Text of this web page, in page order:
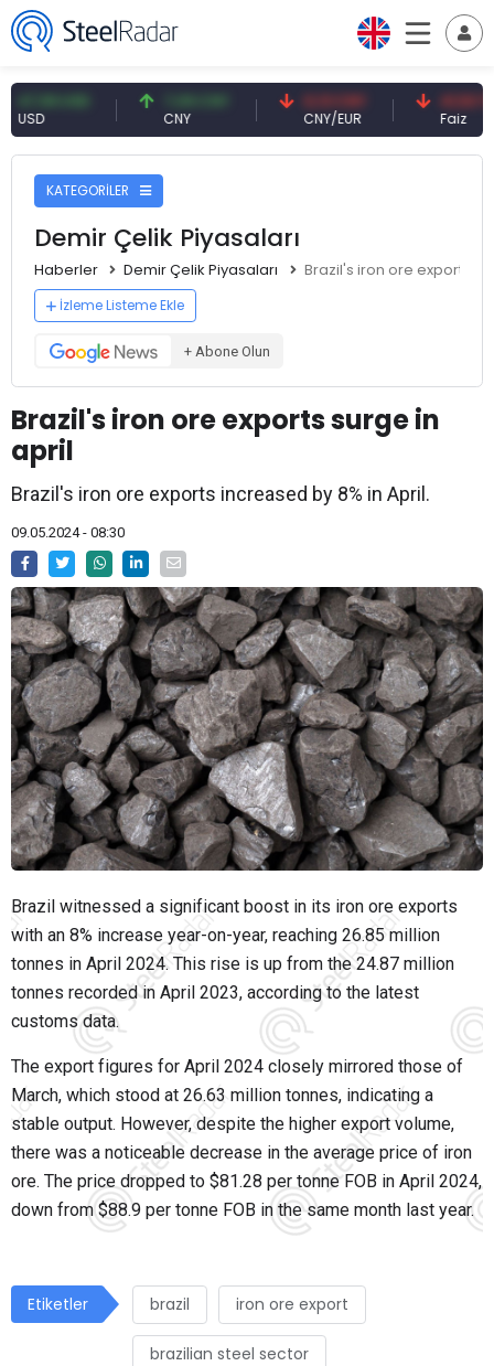
7,09 CNY 0,13 CNY
CNY/EUR
41,53 TRY
KATEGORİLER
Demir Çelik Piyasaları
Haberler Demir Çelik Piyasaları Brazil's iron ore exports
İzleme Listeme Ekle
+ Abone Olun
Brazil's iron ore exports surge in
april
Brazil's iron ore exports increased by 8% in April.
09.05.2024 - 08:30
Brazil witnessed a significant boost in its iron ore exports
with an 8% increase year-on-year, reaching 26.85 million
tonnes in April 2024. This rise is up from the 24.87 million
tonnes recorded in April 2023, according to the latest
customs data.
The export figures for April 2024 closely mirrored those of
March, which stood at 26.63 million tonnes, indicating a
stable output. However, despite the higher export volume,
there was a noticeable decrease in the average price of iron
ore. The price dropped to $81.28 per tonne FOB in April 2024,
down from $88.9 per tonne FOB in the same month last year.
Etiketler brazil iron ore export
brazilian steel sector